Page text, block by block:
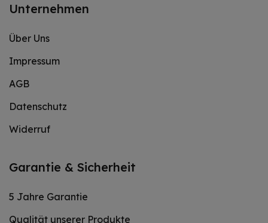
Unternehmen
Über Uns
Impressum
AGB
Datenschutz
Widerruf
Garantie & Sicherheit
5 Jahre Garantie
Qualität unserer Produkte